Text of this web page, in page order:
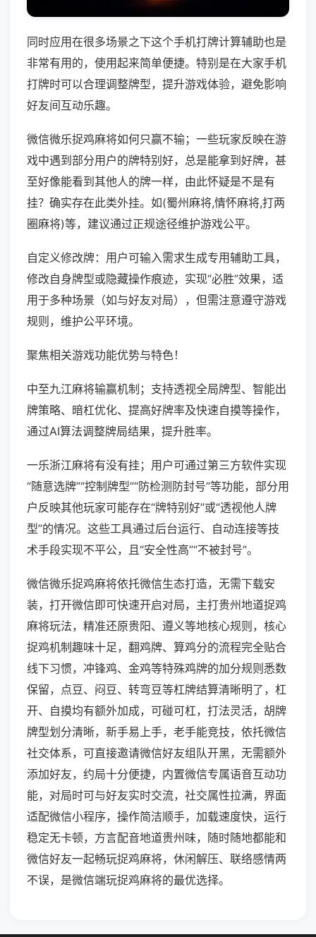
同时应用在很多场景之下这个手机打牌计算辅助也是
非常有用的，使用起来简单便捷。特别是在大家手机
打牌时可以合理调整牌型，提升游戏体验，避免影响
好友间互动乐趣。
微信微乐捉鸡麻将如何只赢不输；一些玩家反映在游
戏中遇到部分用户的牌特别好，总是能拿到好牌，甚
至好像能看到其他人的牌一样，由此怀疑是不是有
挂？确实存在此类外挂。如(蜀州麻将,情怀麻将,打两
圈麻将)等，建议通过正规途径维护游戏公平。
自定义修改牌：用户可输入需求生成专用辅助工具，
修改自身牌型或隐藏操作痕迹，实现“必胜”效果，适
用于多种场景（如与好友对局），但需注意遵守游戏
规则，维护公平环境。
聚焦相关游戏功能优势与特色！
中至九江麻将输赢机制；支持透视全局牌型、智能出
牌策略、暗杠优化、提高好牌率及快速自摸等操作，
通过AI算法调整牌局结果，提升胜率。
一乐浙江麻将有没有挂；用户可通过第三方软件实现
“随意选牌”“控制牌型”“防检测防封号”等功能，部分用
户反映其他玩家可能存在“牌特别好”或“透视他人牌
型”的情况。这些工具通过后台运行、自动连接等技
术手段实现不平公，且“安全性高”“不被封号”。
微信微乐捉鸡麻将依托微信生态打造，无需下载安
装，打开微信即可快速开启对局，主打贵州地道捉鸡
麻将玩法，精准还原贵阳、遵义等地核心规则，核心
捉鸡机制趣味十足，翻鸡牌、算鸡分的流程完全贴合
线下习惯，冲锋鸡、金鸡等特殊鸡牌的加分规则悉数
保留，点豆、闷豆、转弯豆等杠牌结算清晰明了，杠
开、自摸均有额外加成，可碰可杠，打法灵活，胡牌
牌型划分清晰，新手易上手，老手能竞技，依托微信
社交体系，可直接邀请微信好友组队开黑，无需额外
添加好友，约局十分便捷，内置微信专属语音互动功
能，对局时可与好友实时交流，社交属性拉满，界面
适配微信小程序，操作简洁顺手，加载速度快，运行
稳定无卡顿，方言配音地道贵州味，随时随地都能和
微信好友一起畅玩捉鸡麻将，休闲解压、联络感情两
不误，是微信端玩捉鸡麻将的最优选择。